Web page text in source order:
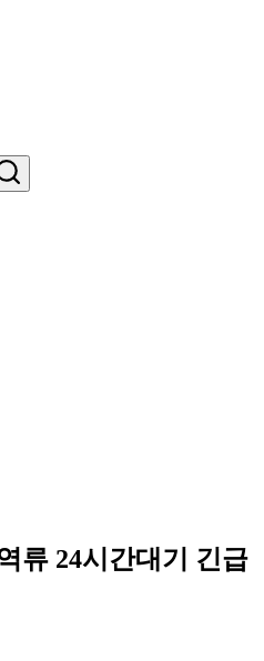
검
류 24시간대기 긴급